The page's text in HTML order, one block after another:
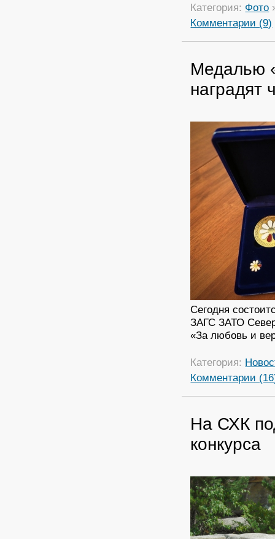
Категория: Фото
Комментарии (9)
Медалью
наградят
Сегодня
ЗАГС ЗАТО
«За любовь и
Категория:
Комментарии
На СХК
конкурса